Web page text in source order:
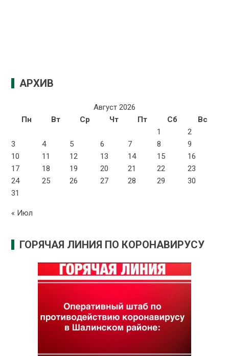
АРХИВ
Август 2026
Пн
Вт Ср Чт Пт Сб
Вс
1
2
3
4 5 6 7 8
9
10
11 12 13 14 15
16
17
18 19 20 21 22
23
24
25 26 27 28 29
30
31
« Июл
ГОРЯЧАЯ ЛИНИЯ ПО КОРОНАВИРУСУ